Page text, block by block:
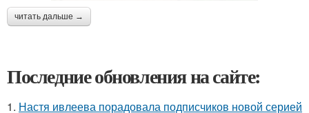
читать дальше →
Последние обновления на сайте:
1. Настя ивлеева порадовала подписчиков новой серией